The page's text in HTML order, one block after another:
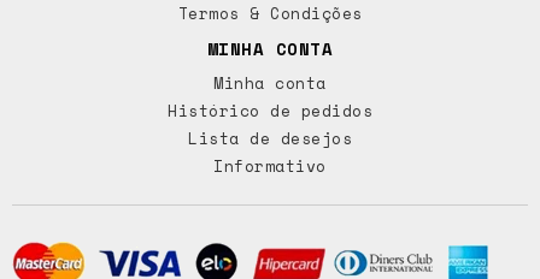
Termos & Condições
MINHA CONTA
Minha conta
Histórico de pedidos
Lista de desejos
Informativo